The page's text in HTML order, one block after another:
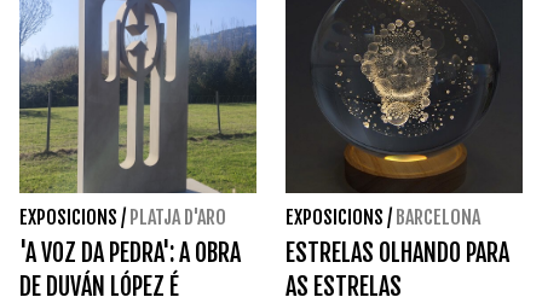
EXPOSICIONS / PLATJA D'ARO
'A VOZ DA PEDRA': A OBRA
DE DUVÁN LÓPEZ É
EXPOSICIONS / BARCELONA
ESTRELAS OLHANDO PARA
AS ESTRELAS